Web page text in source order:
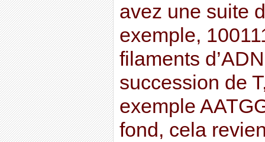
avez une suite
exemple,
filaments
succession de
exemple
fond, cela